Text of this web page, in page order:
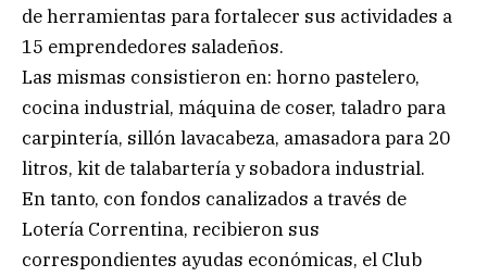
de herramientas para fortalecer sus actividades a
15 emprendedores saladeños.
Las mismas consistieron en: horno pastelero,
cocina industrial, máquina de coser, taladro para
carpintería, sillón lavacabeza, amasadora para 20
litros, kit de talabartería y sobadora industrial.
En tanto, con fondos canalizados a través de
Lotería Correntina, recibieron sus
correspondientes ayudas económicas, el Club